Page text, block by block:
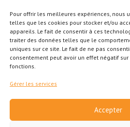
Pour offrir les meilleures expériences, nous
telles que les cookies pour stocker et/ou
appareils. Le fait de consentir à ces
traiter des données telles que le
uniques sur ce site. Le fait de ne pas
consentement peut avoir un effet négatif
fonctions.
Gérer les services
Accepter
Actualités
Contact
PAGE FACEBOOK